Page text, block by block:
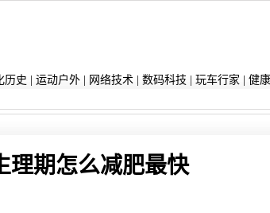
历史 运动户外| 网络技术| 数码科技 玩车行家 健
理期怎么减肥最快